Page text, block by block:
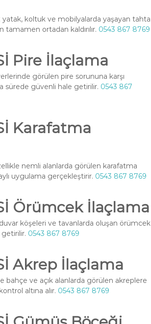
koltuk ve mobilyalarda yaşayan tahta
tamamen ortadan kaldırılır. 0543 867 8769
Pire İlaçlama
görülen pire sorununa karşı
sürede güvenli hale getirilir. 0543 867
Karafatma
nemli alanlarda görülen karafatma
uygulama gerçekleştirir. 0543 867 8769
Örümcek İlaçlama
köşeleri ve tavanlarda oluşan örümcek
0543 867 8769
Akrep İlaçlama
bahçe ve açık alanlarda görülen akreplere
altına alır. 0543 867 8769